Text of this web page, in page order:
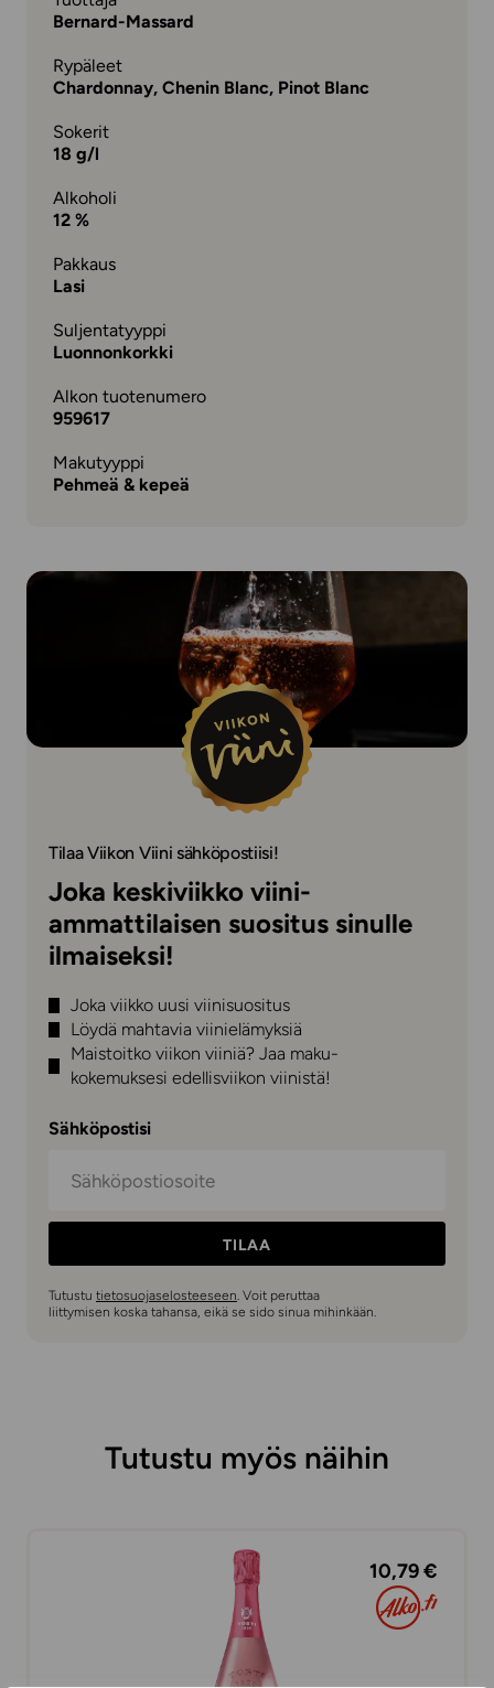
Bernard-Massard
Rypäleet
Chardonnay, Chenin Blanc, Pinot Blanc
Sokerit
18 g/l
Alkoholi
12 %
Pakkaus
Lasi
Suljentatyyppi
Luonnonkorkki
Alkon tuotenumero
959617
Makutyyppi
Pehmeä & kepeä
Tilaa Viikon Viini sähköpostiisi!
Joka keskiviikko viini-
ammattilaisen suositus sinulle
ilmaiseksi!
Joka viikko uusi viinisuositus
Löydä mahtavia viinielämyksiä
Maistoitko viikon viiniä? Jaa maku-
kokemuksesi edellisviikon viinistä!
Sähköpostisi
TILAA
Tutustu tietosuojaselosteeseen. Voit peruttaa
liittymisen koska tahansa, eikä se sido sinua mihinkään.
Tutustu myös näihin
10,79 €